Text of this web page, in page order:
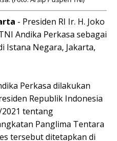
- Presiden RI Ir. H. Joko
Andika Perkasa sebagai
Istana Negara, Jakarta,
Perkasa dilakukan
Republik Indonesia
tentang
Panglima Tentara
tersebut ditetapkan di